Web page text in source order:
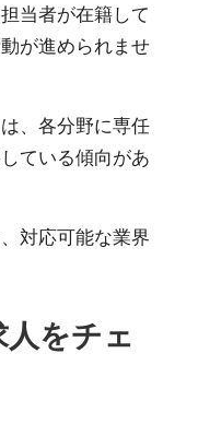
当者が在籍して
が進められませ
、各分野に専任
ている傾向があ
対応可能な業界
をチェ